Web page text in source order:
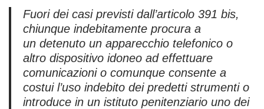
Fuori dei casi previsti dall’articolo 391 bis,
chiunque indebitamente procura a
un detenuto un apparecchio telefonico o
altro dispositivo idoneo ad effettuare
comunicazioni o comunque consente a
costui l’uso indebito dei predetti strumenti o
introduce in un istituto penitenziario uno dei